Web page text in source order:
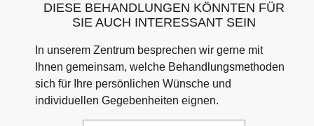
DIESE BEHANDLUNGEN KÖNNTEN FÜR
SIE AUCH INTERESSANT SEIN
In unserem Zentrum besprechen wir gerne mit
Ihnen gemeinsam, welche Behandlungsmethoden
sich für Ihre persönlichen Wünsche und
individuellen Gegebenheiten eignen.